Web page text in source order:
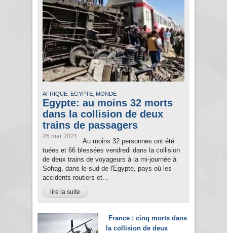
AFRIQUE, EGYPTE, MONDE
Egypte: au moins 32 morts
dans la collision de deux
trains de passagers
26 mar 2021
Au moins 32 personnes ont été
tuées et 66 blessées vendredi dans la collision
de deux trains de voyageurs à la mi-journée à
Sohag, dans le sud de l'Egypte, pays où les
accidents routiers et...
lire la suite
France : cinq morts dans
la collision de deux